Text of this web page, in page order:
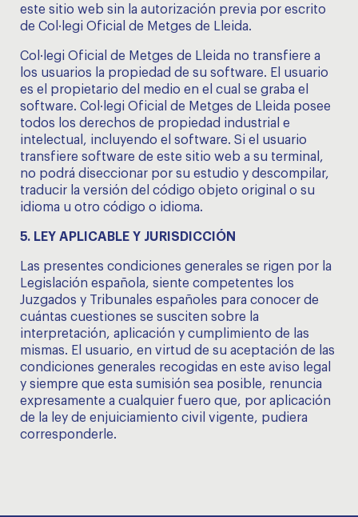
este sitio web sin la autorización previa por escrito
de Col·legi Oficial de Metges de Lleida.
Col·legi Oficial de Metges de Lleida no transfiere a
los usuarios la propiedad de su software. El usuario
es el propietario del medio en el cual se graba el
software. Col·legi Oficial de Metges de Lleida posee
todos los derechos de propiedad industrial e
intelectual, incluyendo el software. Si el usuario
transfiere software de este sitio web a su terminal,
no podrá diseccionar por su estudio y descompilar,
traducir la versión del código objeto original o su
idioma u otro código o idioma.
5. LEY APLICABLE Y JURISDICCIÓN
Las presentes condiciones generales se rigen por la
Legislación española, siente competentes los
Juzgados y Tribunales españoles para conocer de
cuántas cuestiones se susciten sobre la
interpretación, aplicación y cumplimiento de las
mismas. El usuario, en virtud de su aceptación de las
condiciones generales recogidas en este aviso legal
y siempre que esta sumisión sea posible, renuncia
expresamente a cualquier fuero que, por aplicación
de la ley de enjuiciamiento civil vigente, pudiera
corresponderle.